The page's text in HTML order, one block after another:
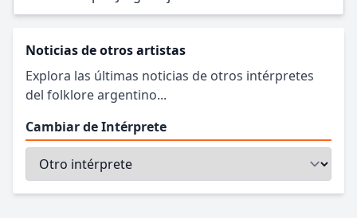
Noticias de otros artistas
Explora las últimas noticias de otros intérpretes
del folklore argentino...
Cambiar de Intérprete